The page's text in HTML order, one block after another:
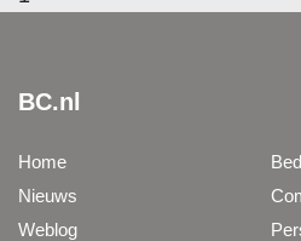
BC.nl
Home
Nieuws
Weblog